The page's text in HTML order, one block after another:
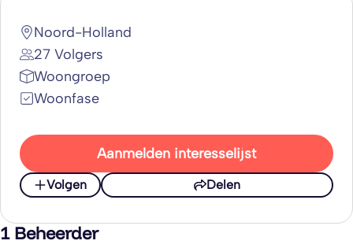
Noord-Holland
27 Volgers
Woongroep
Woonfase
Aanmelden interesselijst
Volgen Delen
1 Beheerder